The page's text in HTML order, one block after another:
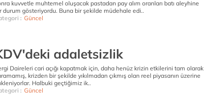
kuvvetle muhtemel oluşacak pastadan pay alım oranları batı aleyhine
durum gösteriyordu. Buna bir şekilde müdehale edi..
: Güncel
adaletsizlik
Daireleri cari açığı kapatmak için, daha henüz krizin etkilerini tam olarak
krizden bir şekilde yıkılmadan çıkmış olan reel piyasanın üzerine
Halbuki geçtiğimiz ik..
: Güncel